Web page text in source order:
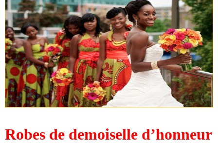
Robes de demoiselle d’honneur